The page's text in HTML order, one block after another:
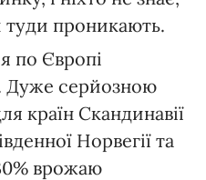
проникають.
по Європі
Дуже серйозною
країн Скандинавії
Норвегії та
врожаю